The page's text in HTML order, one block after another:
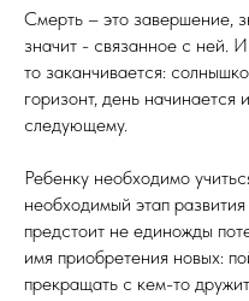
Смерть – это завершение,
значит - связанное с ней.
то заканчивается:
горизонт, день начинается
следующему.
Ребенку необходимо
необходимый этап
предстоит не единожды
имя приобретения новых:
прекращать с кем-то